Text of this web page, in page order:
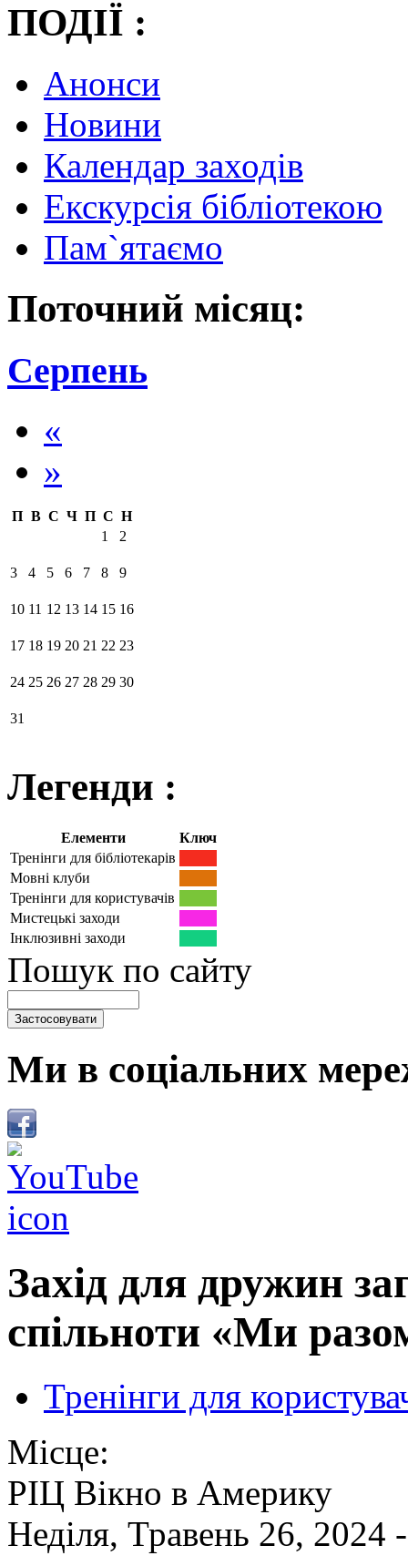
ПОДІЇ :
Анонси
Новини
Календар заходів
Екскурсія бібліотекою
Пам`ятаємо
Поточний місяц:
Серпень
«
»
П В С Ч П С Н
1
2
3 4 5 6 7 8 9
10 11 12 13 14 15 16
17 18 19 20 21 22 23
24 25 26 27 28 29 30
31
Легенди :
Елементи
Ключ
Тренінги для бібліотекарів
Мовні клуби
Тренінги для користувачів
Мистецькі заходи
Інклюзивні заходи
Пошук по сайту
Ми в соціальних
Захід для дружин
спільноти «Ми
Тренінги для
Місце:
РІЦ Вікно в Америку
Неділя, Травень 26, 2024